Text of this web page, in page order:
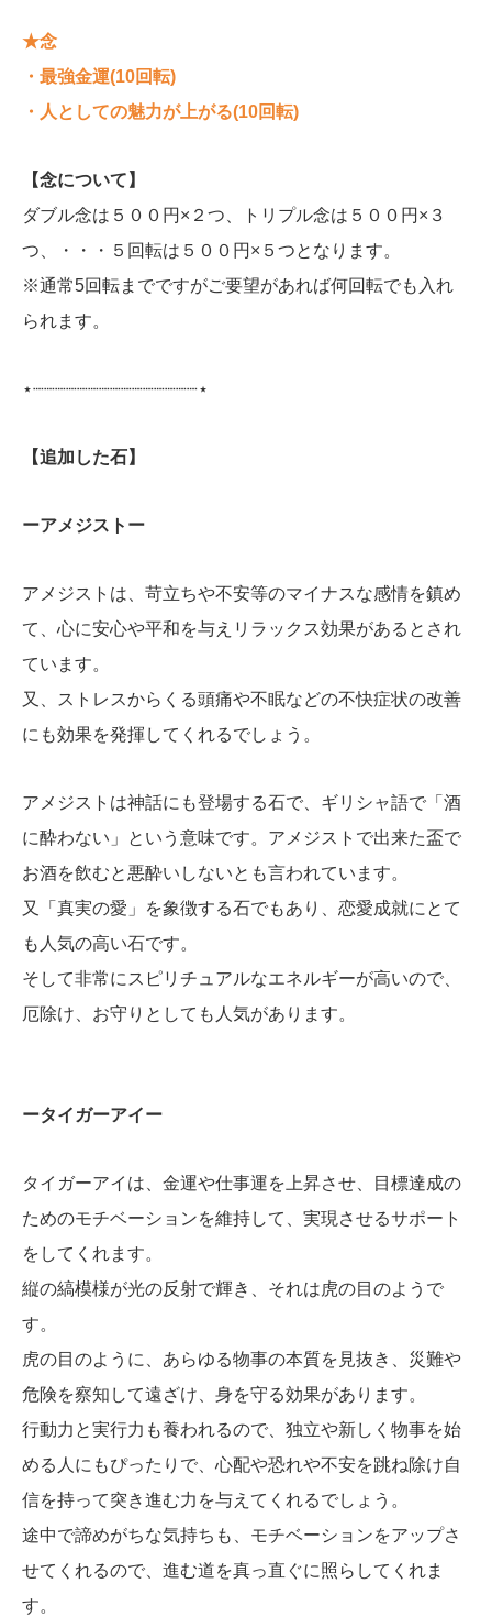
★念
・最強金運(10回転)
・人としての魅力が上がる(10回転)
【念について】
ダブル念は５００円×２つ、トリプル念は５００円×３
つ、・・・５回転は５００円×５つとなります。
※通常5回転までですがご要望があれば何回転でも入れ
られます。
⋆┈┈┈┈┈┈┈┈┈┈┈┈┈┈┈⋆
【追加した石】
ーアメジストー
アメジストは、苛立ちや不安等のマイナスな感情を鎮め
て、心に安心や平和を与えリラックス効果があるとされ
ています。
又、ストレスからくる頭痛や不眠などの不快症状の改善
にも効果を発揮してくれるでしょう。
アメジストは神話にも登場する石で、ギリシャ語で「酒
に酔わない」という意味です。アメジストで出来た盃で
お酒を飲むと悪酔いしないとも言われています。
又「真実の愛」を象徴する石でもあり、恋愛成就にとて
も人気の高い石です。
そして非常にスピリチュアルなエネルギーが高いので、
厄除け、お守りとしても人気があります。
ータイガーアイー
タイガーアイは、金運や仕事運を上昇させ、目標達成の
ためのモチベーションを維持して、実現させるサポート
をしてくれます。
縦の縞模様が光の反射で輝き、それは虎の目のようで
す。
虎の目のように、あらゆる物事の本質を見抜き、災難や
危険を察知して遠ざけ、身を守る効果があります。
行動力と実行力も養われるので、独立や新しく物事を始
める人にもぴったりで、心配や恐れや不安を跳ね除け自
信を持って突き進む力を与えてくれるでしょう。
途中で諦めがちな気持ちも、モチベーションをアップさ
せてくれるので、進む道を真っ直ぐに照らしてくれま
す。